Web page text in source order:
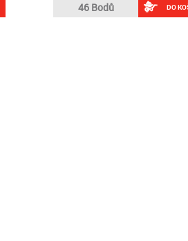
46 Bodů DO